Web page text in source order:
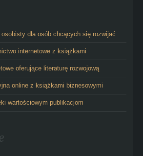
dla osób chcących się rozwijać
internetowe z książkami
oferujące literaturę rozwojową
online z książkami biznesowymi
wartościowym publikacjom